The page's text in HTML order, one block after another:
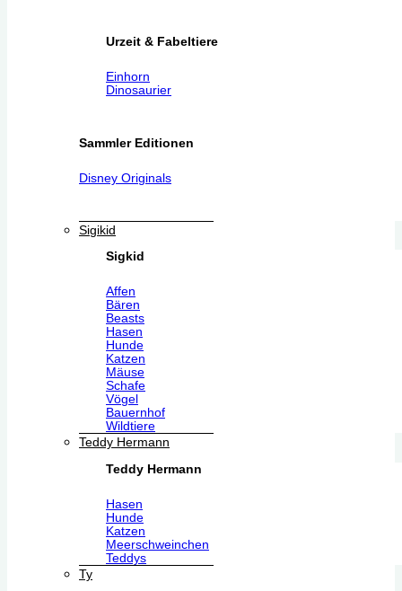
Urzeit & Fabeltiere
Einhorn
Dinosaurier
Sammler Editionen
Disney Originals
Sigikid
Sigkid
Affen
Bären
Beasts
Hasen
Hunde
Katzen
Mäuse
Schafe
Vögel
Bauernhof
Wildtiere
Teddy Hermann
Teddy Hermann
Hasen
Hunde
Katzen
Meerschweinchen
Teddys
Ty